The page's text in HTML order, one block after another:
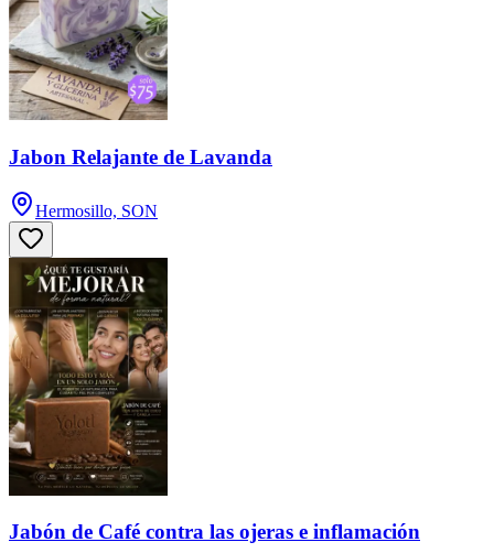
Jabon Relajante de Lavanda
Hermosillo, SON
Jabón de Café contra las ojeras e inflamación